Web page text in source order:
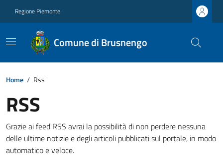
Regione Piemonte
Comune di Brusnengo
Home / Rss
RSS
Grazie ai feed RSS avrai la possibilità di non perdere nessuna
delle ultime notizie e degli articoli pubblicati sul portale, in modo
automatico e veloce.